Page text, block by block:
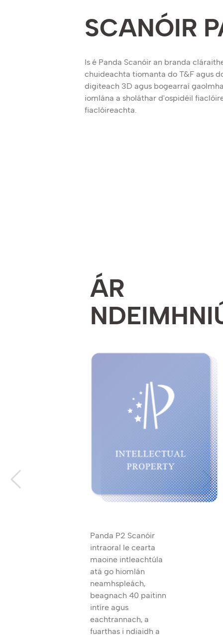
SCANÓIR
Is é Panda Scanóir an branda
chuideachta tiomanta do T&F agus
digiteach 3D agus bogearraí
iomlána a sholáthar d'ospidéil
fiaclóireachta.
ÁR
Panda P2 Scanóir
intraoral le cearta
maoine intleachtúla
atá go hiomlán
neamhspleách,
beagnach 40 paitinn
intíre agus
eachtrannach, a
fuarthas i ndiaidh a